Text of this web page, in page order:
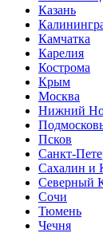
Казань
Камчатка
Карелия
Кострома
Крым
Москва
Нижний
Псков
Санкт-
Сахалин и
Северный
Сочи
Тюмень
Чечня